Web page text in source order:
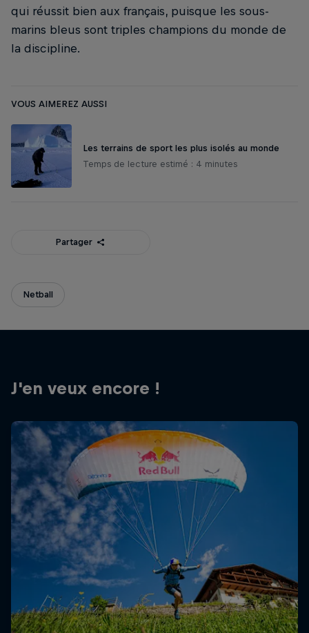
qui réussit bien aux français, puisque les sous-
marins bleus sont triples champions du monde de
la discipline.
VOUS AIMEREZ AUSSI
Les terrains de sport les plus isolés au monde
Temps de lecture estimé : 4 minutes
Partager
Netball
J'en veux encore !